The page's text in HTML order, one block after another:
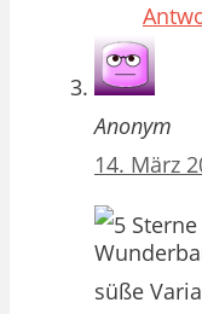
Anonym
14. März
süße